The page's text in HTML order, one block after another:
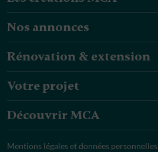
Nos annonces
Rénovation & extension
Votre projet
Découvrir MCA
Mentions légales et données personnelles